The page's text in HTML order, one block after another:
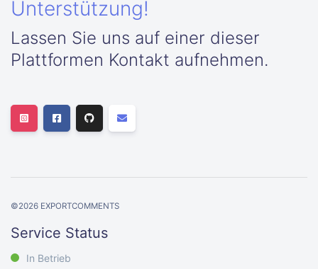
Unterstützung!
Lassen Sie uns auf einer dieser
Plattformen Kontakt aufnehmen.
©2026 EXPORTCOMMENTS
Service Status
In Betrieb